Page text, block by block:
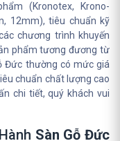
(Kronotex, Krono-
12mm), tiêu chuẩn kỹ
chương trình khuyến
phẩm tương đương từ
Đức thường có mức giá
chuẩn chất lượng cao
chi tiết, quý khách vui
Sàn Gỗ Đức